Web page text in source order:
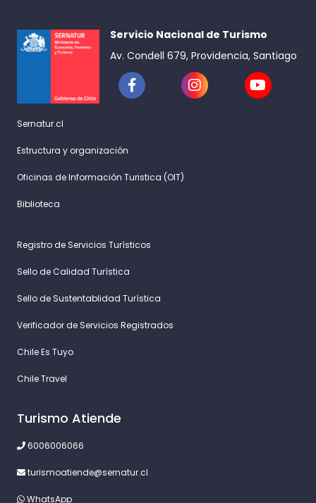
Servicio Nacional de Turismo
Av. Condell 679, Providencia, Santiago
Sernatur.cl
Estructura y organización
Oficinas de Información Turistica (OIT)
Biblioteca
Registro de Servicios Turísticos
Sello de Calidad Turística
Sello de Sustentablidad Turística
Verificador de Servicios Registrados
Chile Es Tuyo
Chile Travel
Turismo Atiende
6006006066
turismoatiende@sernatur.cl
WhatsApp